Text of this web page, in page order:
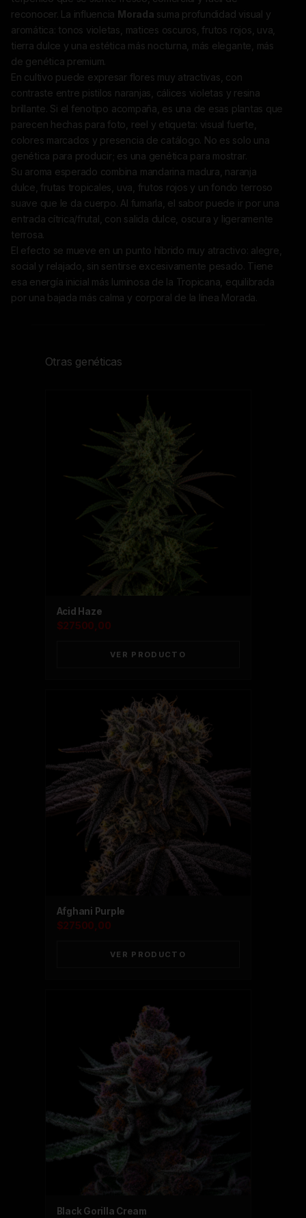
reconocer. La influencia Morada suma profundidad visual y
aromática: tonos violetas, matices oscuros, frutos rojos, uva,
tierra dulce y una estética más nocturna, más elegante, más
de genética premium.
En cultivo puede expresar flores muy atractivas, con
contraste entre pistilos naranjas, cálices violetas y resina
brillante. Si el fenotipo acompaña, es una de esas plantas que
parecen hechas para foto, reel y etiqueta: visual fuerte,
colores marcados y presencia de catálogo. No es solo una
genética para producir; es una genética para mostrar.
Su aroma esperado combina mandarina madura, naranja
dulce, frutas tropicales, uva, frutos rojos y un fondo terroso
suave que le da cuerpo. Al fumarla, el sabor puede ir por una
entrada cítrica/frutal, con salida dulce, oscura y ligeramente
terrosa.
El efecto se mueve en un punto híbrido muy atractivo: alegre,
social y relajado, sin sentirse excesivamente pesado. Tiene
esa energía inicial más luminosa de la Tropicana, equilibrada
por una bajada más calma y corporal de la línea Morada.
Otras genéticas
Acid Haze
$27500,00
VER PRODUCTO
Afghani Purple
$27500,00
VER PRODUCTO
Black Gorilla Cream